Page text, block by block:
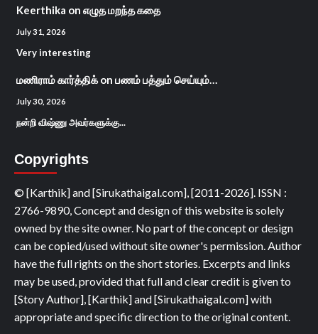
Keerthika on எழுத மறந்த கதை
July 31, 2026
Very interesting
மணிராம் கார்த்திக்on பணம் பத்தும் செய்யும்…
July 30, 2026
நன்றி விஷ்ணு அவர்களுக்கு...
Copyrights
© [Karthik] and [Sirukathaigal.com], [2011-2026]. ISSN :
2766-9890, Concept and design of this website is solely
owned by the site owner. No part of the concept or design
can be copied/used without site owner's permission. Author
have the full rights on the short stories. Excerpts and links
may be used, provided that full and clear credit is given to
[Story Author], [Karthik] and [Sirukathaigal.com] with
appropriate and specific direction to the original content.